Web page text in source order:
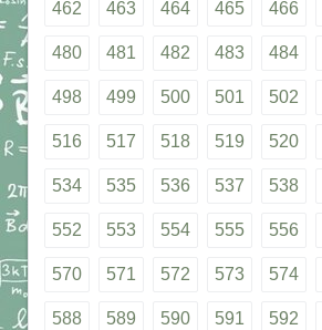
462 463 464 465 466
480 481 482 483 484
498 499 500 501 502
516 517 518 519 520
534 535 536 537 538
552 553 554 555 556
570 571 572 573 574
588 589 590 591 592